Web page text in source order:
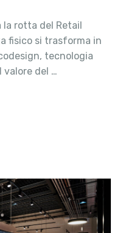
la rotta del Retail
fisico si trasforma in
tecnologia
valore del …